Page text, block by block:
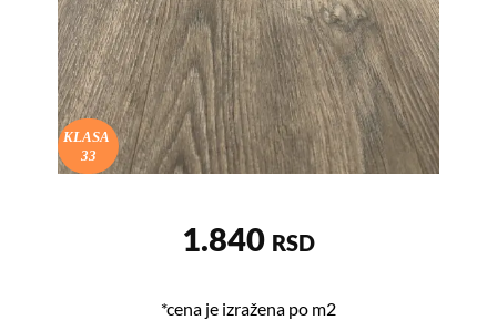
KLASA
33
1.840 RSD
*cena je izražena po m2